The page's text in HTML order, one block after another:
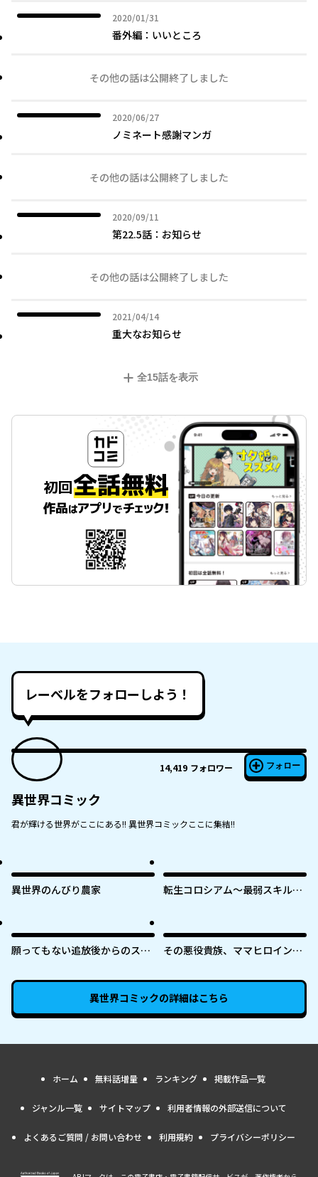
2020/01/31
2020年01月31日
番外編：いいところ
その他の話は公開終了しました
2020/06/27
2020年06月27日
ノミネート感謝マンガ
その他の話は公開終了しました
2020/09/11
2020年09月11日
第22.5話：お知らせ
その他の話は公開終了しました
2021/04/14
2021年04月14日
重大なお知らせ
全15話を表示
レーベルをフォローしよう！
14,419 フォロワー フォロー
異世界コミック
君が輝ける世界がここにある!! 異世界コミックここに集結!!
異世界のんびり農家
転生コロシアム～最弱スキルで
願ってもない追放後からのスロ
り行きで美少女ギャルの師匠に
なったらなぜかめちゃくちゃ懐
かれた〜
その悪役貴族、ママヒロインが
となり不遇な推しキャラ助けま
くる～
異世界コミックの詳細はこちら
ホーム 無料話増量 ランキング 掲載作品一覧
ジャンル一覧 サイトマップ 利用者情報の外部送信について
よくあるご質問 / お問い合わせ 利用規約 プライバシーポリシー